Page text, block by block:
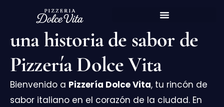
Cada rebanada cuenta
una historia de sabor de
Pizzería Dolce Vita
Bienvenido a Pizzería Dolce Vita, tu rincón de
sabor italiano en el corazón de la ciudad. En